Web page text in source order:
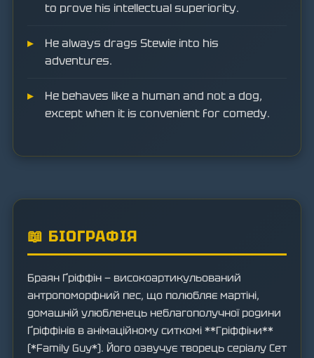
to prove his intellectual superiority.
He always drags Stewie into his
adventures.
He behaves like a human and not a dog,
except when it is convenient for comedy.
📖 БІОГРАФІЯ
Браян Ґріффін — високоартикульований
антропоморфний пес, що полюбляє мартіні,
домашній улюбленець неблагополучної родини
Ґріффінів в анімаційному ситкомі **Гріффіни**
(*Family Guy*). Його озвучує творець серіалу Сет